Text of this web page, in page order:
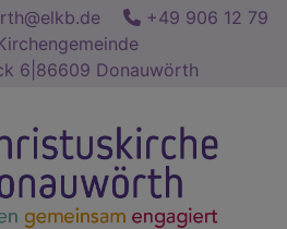
+49 906 12 79
6|86609 Donauwörth